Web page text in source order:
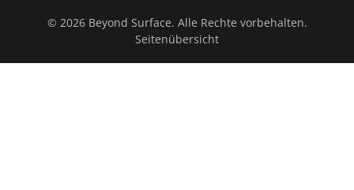
© 2026 Beyond Surface. Alle Rechte vorbehalten.
Seitenübersicht